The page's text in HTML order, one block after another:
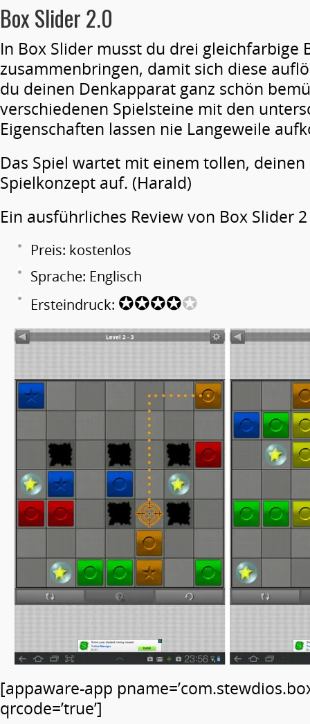
Box Slider 2.0
In Box Slider musst du drei gleichfarbige
zusammenbringen, damit sich diese
du deinen Denkapparat ganz schön
verschiedenen Spielsteine mit den
Eigenschaften lassen nie Langeweile
Das Spiel wartet mit einem tollen,
Spielkonzept auf. (Harald)
Ein ausführliches Review von Box Slider
Preis: kostenlos
Sprache: Englisch
Ersteindruck: ✪✪✪✪✪
[appaware-app
qrcode=’true’]